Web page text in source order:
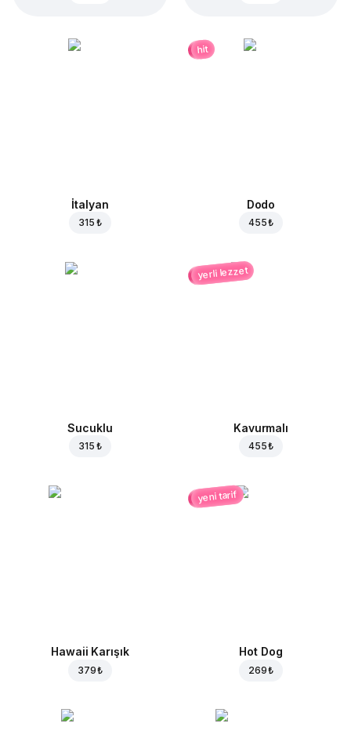
İtalyan
315 ₺
hit
Dodo
455 ₺
Sucuklu
315 ₺
yerli lezzet
Kavurmalı
455 ₺
Hawaii Karışık
379 ₺
yeni tarif
Hot Dog
269 ₺